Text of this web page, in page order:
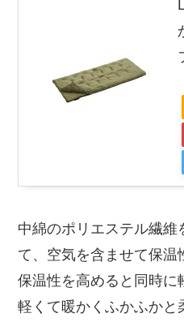
中綿のポリエステル繊維
て、空気を含ませて保温
保温性を高めると同時に
軽くて暖かくふかふかと